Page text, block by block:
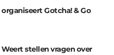
Gotcha! & Go
Weert stellen vragen over